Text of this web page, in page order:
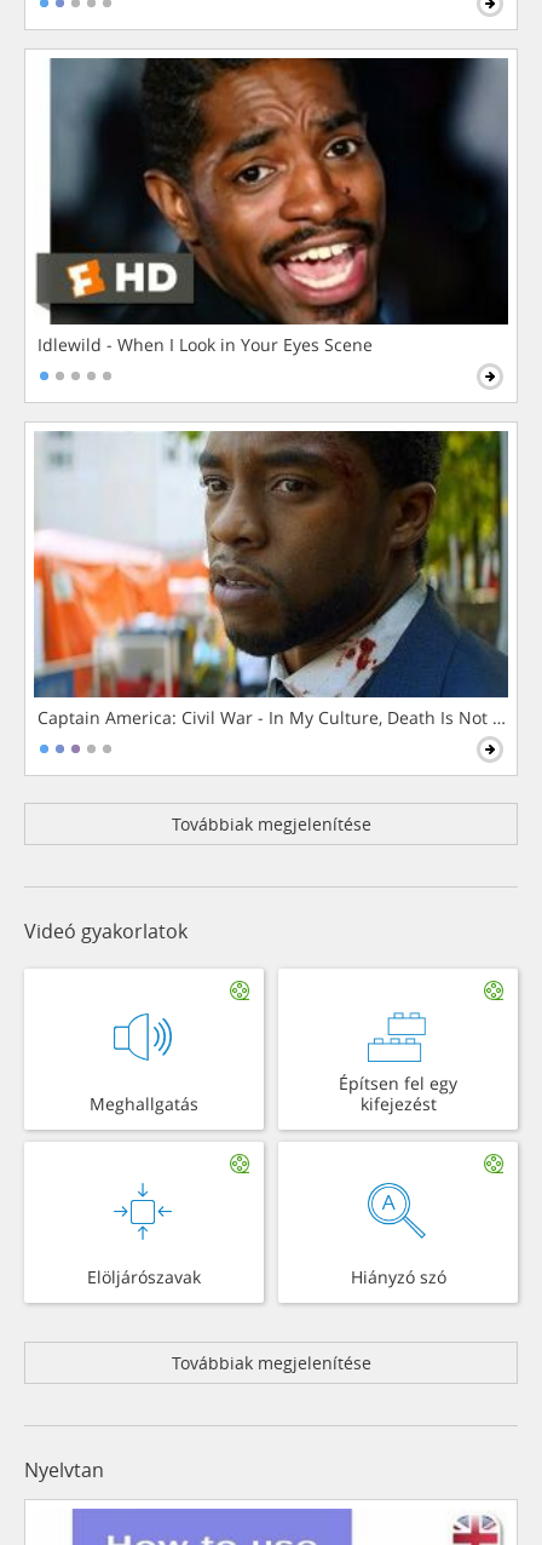
Idlewild - When I Look in Your Eyes Scene
Captain America: Civil War - In My Culture, Death Is Not The
Továbbiak megjelenítése
Videó gyakorlatok
Meghallgatás
Építsen fel egy
kifejezést
Elöljárószavak Hiányzó szó
Továbbiak megjelenítése
Nyelvtan